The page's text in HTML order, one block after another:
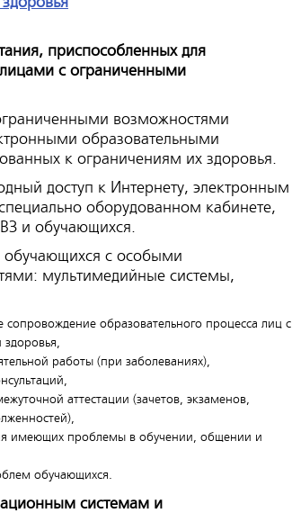
, приспособленных для
с ограниченными
возможностями
образовательными
к ограничениям их здоровья.
доступ к Интернету, электронным
оборудованном кабинете,
и обучающихся.
с особыми
мультимедийные системы,
сопровождение образовательного процесса лиц с
работы (при заболеваниях),
аттестации (зачетов, экзаменов,
имеющих проблемы в обучении, общении и
обучающихся.
системам и